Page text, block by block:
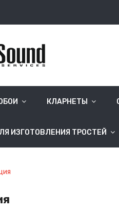
КЛАРНЕТЫ
ИЗГОТОВЛЕНИЯ ТРОСТЕЙ